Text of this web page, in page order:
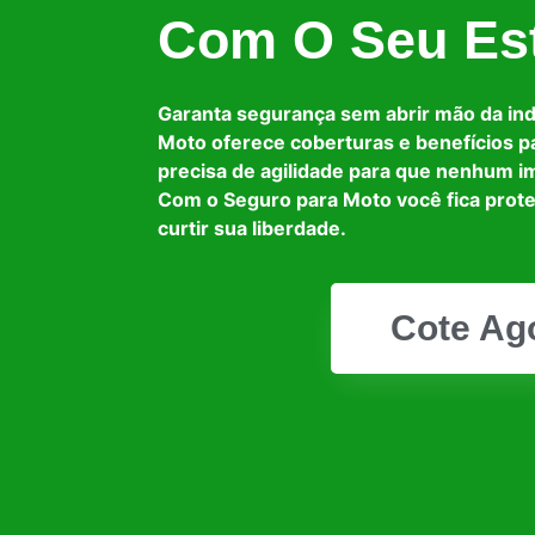
Com O Seu
Garanta segurança sem abrir mão da
Moto oferece coberturas e benefícios
precisa de agilidade para que nenhum
Com o Seguro para Moto você fica
curtir sua liberdade.
Cote